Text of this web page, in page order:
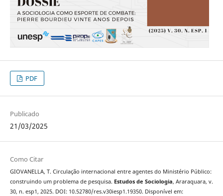
PDF
Publicado
21/03/2025
Como Citar
GIOVANELLA, T. Circulação internacional entre agentes do Ministério Público:
construindo um problema de pesquisa. Estudos de Sociologia, Araraquara, v.
30, n. esp1, 2025. DOI: 10.52780/res.v30iesp1.19350. Disponível em: